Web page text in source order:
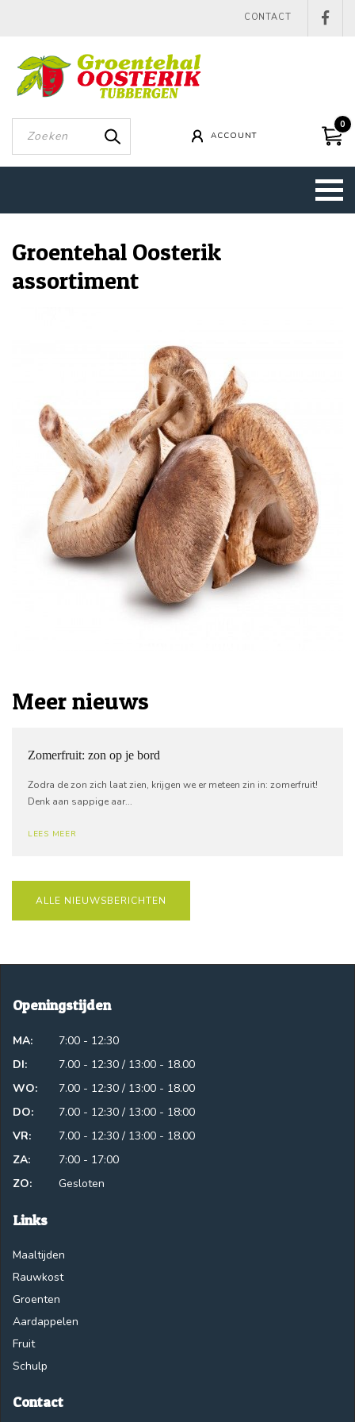
CONTACT
ACCOUNT
0
Groentehal Oosterik
assortiment
Meer nieuws
Zomerfruit: zon op je bord
Zodra de zon zich laat zien, krijgen we er meteen zin in: zomerfruit!
Denk aan sappige aar...
LEES MEER
ALLE NIEUWSBERICHTEN
Openingstijden
MA:
7:00 - 12:30
DI:
7.00 - 12:30 / 13:00 - 18.00
WO:
7.00 - 12:30 / 13:00 - 18.00
DO:
7.00 - 12:30 / 13:00 - 18:00
VR:
7.00 - 12:30 / 13:00 - 18.00
ZA:
7:00 - 17:00
ZO:
Gesloten
Links
Maaltijden
Rauwkost
Groenten
Aardappelen
Fruit
Schulp
Contact